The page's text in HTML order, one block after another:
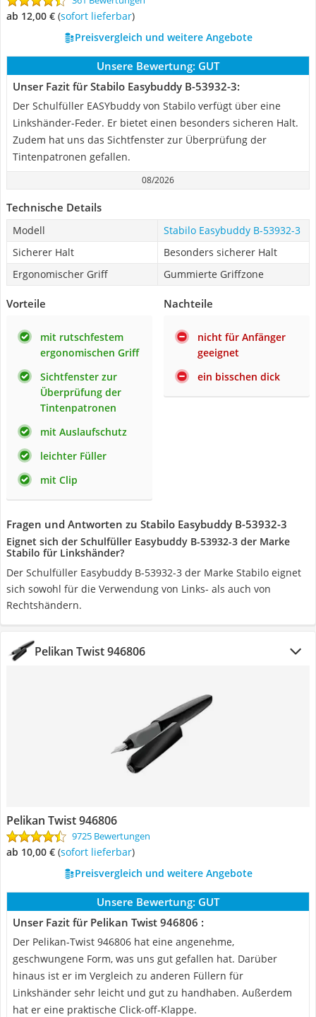
ab 12,00 € ( Sofort lieferbar)
Preisvergleich und weitere Angebote
Unsere Bewertung: GUT
Unser Fazit für Stabilo Easybuddy B-53932-3:
Der Schulfüller EASYbuddy von Stabilo verfügt über eine
Linkshänder-Feder. Er bietet einen besonders sicheren Halt.
Zudem hat uns das Sichtfenster zur Überprüfung der
Tintenpatronen gefallen.
08/2026
Technische Details
Modell
Stabilo Easybuddy B-53932-3
Sicherer Halt
Besonders sicherer Halt
Ergonomischer Griff
Gummierte Griffzone
Vorteile
mit rutschfestem
ergonomischen Griff
Sichtfenster zur
Überprüfung der
Tintenpatronen
mit Auslaufschutz
leichter Füller
mit Clip
Nachteile
nicht für Anfänger
geeignet
ein bisschen dick
Fragen und Antworten zu Stabilo Easybuddy B-53932-3
Eignet sich der Schulfüller Easybuddy B-53932-3 der Marke
Stabilo für Linkshänder?
Der Schulfüller Easybuddy B-53932-3 der Marke Stabilo eignet
sich sowohl für die Verwendung von Links- als auch von
Rechtshändern.
Pelikan Twist 946806
Pelikan Twist 946806
9725 Bewertungen
ab 10,00 € ( Sofort lieferbar)
Preisvergleich und weitere Angebote
Unsere Bewertung: GUT
Unser Fazit für Pelikan Twist 946806 :
Der Pelikan-Twist 946806 hat eine angenehme,
geschwungene Form, was uns gut gefallen hat. Darüber
hinaus ist er im Vergleich zu anderen Füllern für
Linkshänder sehr leicht und gut zu handhaben. Außerdem
hat er eine praktische Click-off-Klappe.